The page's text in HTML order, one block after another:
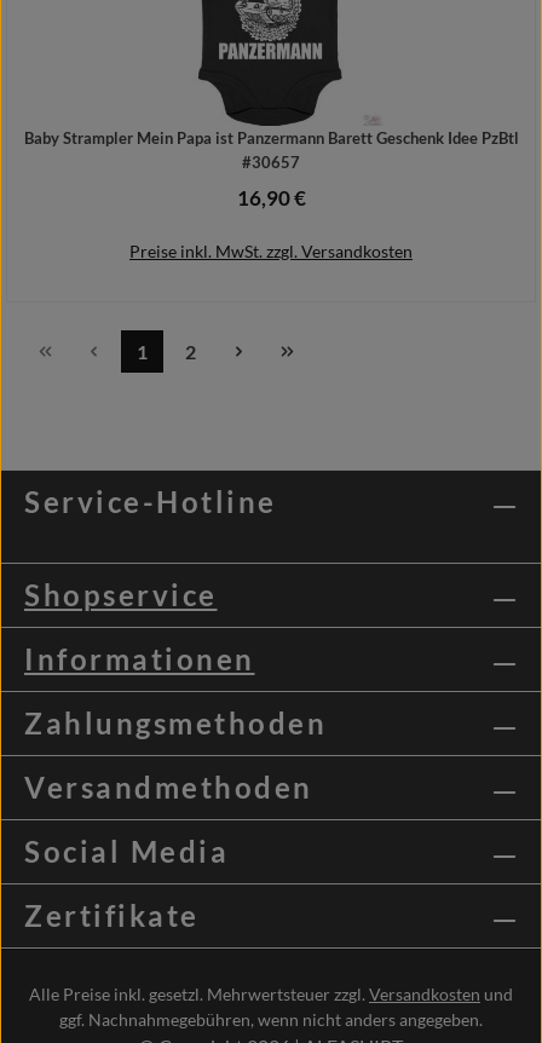
Baby Strampler Mein Papa ist Panzermann Barett Geschenk Idee PzBtl
#30657
Regulärer Preis:
16,90 €
Preise inkl. MwSt. zzgl. Versandkosten
Seite
1
Seite
2
Service-Hotline
Shopservice
Informationen
Zahlungsmethoden
Versandmethoden
Social Media
Zertifikate
Alle Preise inkl. gesetzl. Mehrwertsteuer zzgl. Versandkosten und
ggf. Nachnahmegebühren, wenn nicht anders angegeben.